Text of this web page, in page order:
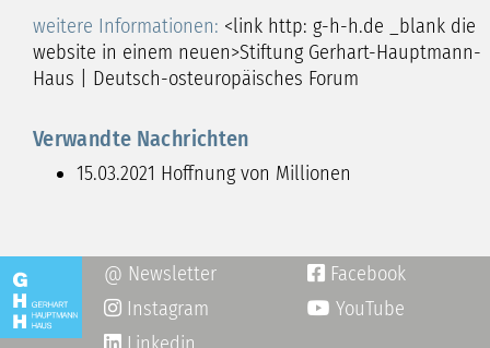
weitere Informationen: <link http: g-h-h.de _blank die
website in einem neuen>Stiftung Gerhart-Hauptmann-
Haus | Deutsch-osteuropäisches Forum
Verwandte Nachrichten
15.03.2021 Hoffnung von Millionen
@ Newsletter  Facebook
Instagram
YouTube